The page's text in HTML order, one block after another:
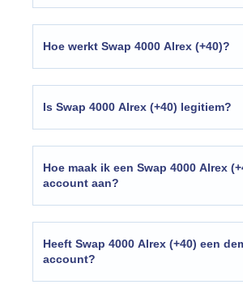
Hoe werkt Swap 4000 Alrex (+40)?
Is Swap 4000 Alrex (+40) legitiem?
Hoe maak ik een Swap 4000 Alrex
account aan?
Heeft Swap 4000 Alrex (+40) een
account?